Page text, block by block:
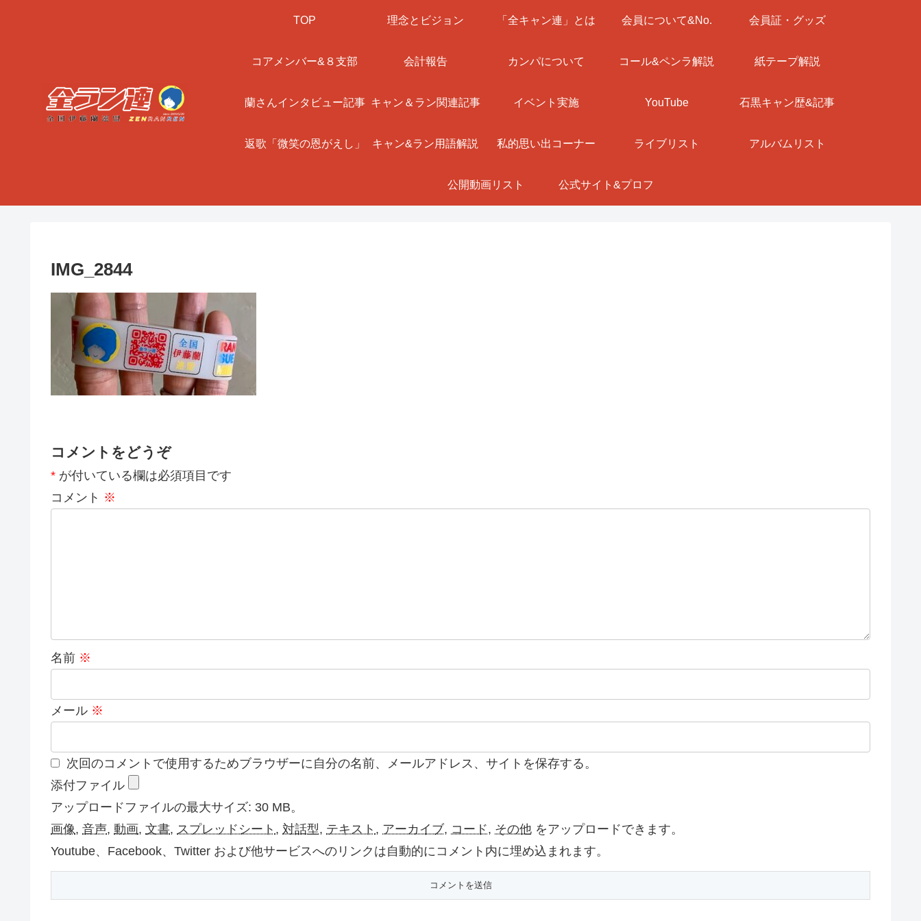
TOP 理念とビジョン 「全キャン連」とは 会員について&No. 会員証・グッズ
コアメンバー&８支部 会計報告 カンパについて コール&ペンラ解説 紙テープ解説
蘭さんインタビュー記事 キャン＆ラン関連記事 イベント実施 YouTube 石黒キャン歴&記事
返歌「微笑の恩がえし」 キャン&ラン用語解説 私的思い出コーナー ライブリスト アルバムリスト
公開動画リスト 公式サイト&プロフ
IMG_2844
コメントをどうぞ
* が付いている欄は必須項目です
コメント ※
名前 ※
メール ※
次回のコメントで使用するためブラウザーに自分の名前、メールアドレス、サイトを保存する。
添付ファイル
アップロードファイルの最大サイズ: 30 MB。
画像, 音声, 動画, 文書, スプレッドシート , 対話型, テキスト , アーカイブ, コード, その他 をアップロードできます。
Youtube、Facebook、Twitter および他サービスへのリンクは自動的にコメント内に埋め込まれます。